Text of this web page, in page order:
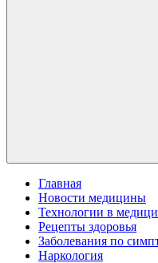
Главная
Новости медицины
Технологии в
Рецепты здоровья
Заболевания по
Наркология